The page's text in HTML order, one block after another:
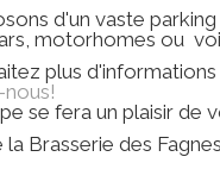
d'un vaste
motorhomes ou
plus d'informations
se fera un plaisir de
la Brasserie des Fagnes